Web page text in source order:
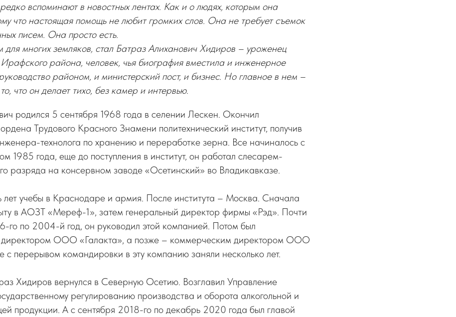
вспоминают в новостных лентах. Как и о людях, которым она
что настоящая помощь не любит громких слов. Она не требует съемок
писем. Она просто есть.
для многих земляков, стал Батраз Алиханович Хидиров – уроженец
района, человек, чья биография вместила и инженерное
районом, и министерский пост, и бизнес. Но главное в нем –
что он делает тихо, без камер и интервью.
родился 5 сентября 1968 года в селении Лескен. Окончил
Трудового Красного Знамени политехнический институт, получив
технолога по хранению и переработке зерна. Все начиналось с
1985 года, еще до поступления в институт, он работал слесарем-
разряда на консервном заводе «Осетинский» во Владикавказе.
лет учебы в Краснодаре и армия. После института – Москва. Сначала
в АОЗТ «Мереф-1», затем генеральный директор фирмы «Рэд». Почти
го по 2004-й год, он руководил этой компанией. Потом был
директором ООО «Галакта», а позже – коммерческим директором ООО
перерывом командировки в эту компанию заняли несколько лет.
Хидиров вернулся в Северную Осетию. Возглавил Управление
регулированию производства и оборота алкогольной и
продукции. А с сентября 2018-го по декабрь 2020 года был главой